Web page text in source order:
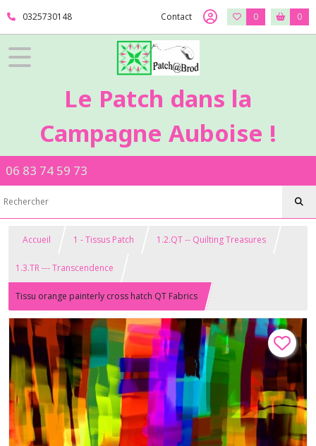
0325730148 Contact 0 0
Le Patch dans la
Campagne Auboise !
06 83 74 59 73
Accueil 1 - Tissus Patch 1.2.QT -- Quilting Treasures
1.3.TR --- Transcendence
Tissu orange painterly cross hatch QT Fabrics